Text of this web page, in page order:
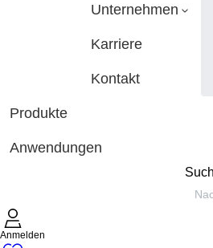
Unternehmen
Karriere
Kontakt
Produkte
Anwendungen
Anmelden